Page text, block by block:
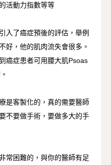
活動力指數等等
入了癌症預後的評估，舉例
好，他的肌肉流失會很多。
癌症患者可用腰大肌Psoas
是客製化的，真的需要醫師
不要做手術，要做多大的手
常困難的，與你的醫師有足